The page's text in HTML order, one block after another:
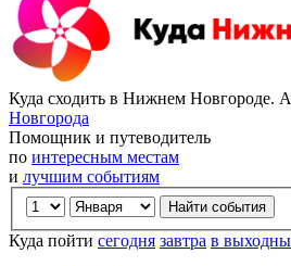
Куда сходить в Нижнем Новгороде.
Новгорода
Помощник и путеводитель
по интересным местам
и лучшим событиям
Куда пойти сегодня завтра в